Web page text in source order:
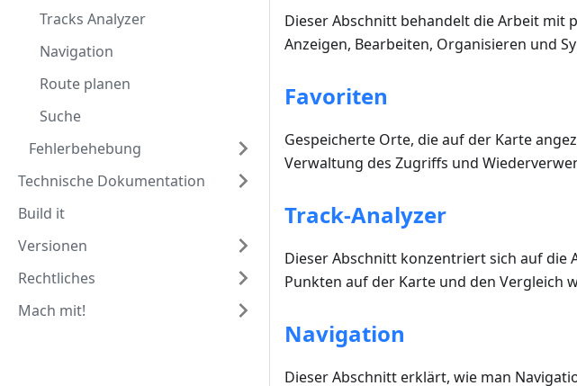
Tracks Analyzer
Navigation
Route planen
Suche
Fehlerbehebung
Technische Dokumentation
Build it
Versionen
Rechtliches
Mach mit!
Dieser Abschnitt behandelt die Arbeit mit
Anzeigen, Bearbeiten, Organisieren und
Favoriten
Gespeicherte Orte, die auf der Karte
Verwaltung des Zugriffs und
Track-Analyzer
Dieser Abschnitt konzentriert sich auf die
Punkten auf der Karte und den Vergleich
Navigation
Dieser Abschnitt erklärt, wie man